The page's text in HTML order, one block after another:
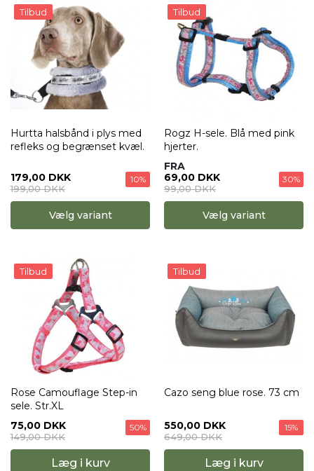
Tilbud
Hurtta halsbånd i plys med
refleks og begrænset kvæl.
179,00 DKK
199,00 DKK
10%
Vælg variant
Tilbud
Rogz H-sele. Blå med pink
hjerter.
FRA
69,00 DKK
99,00 DKK
30%
Vælg variant
Tilbud
Rose Camouflage Step-in
sele. Str.XL
75,00 DKK
149,00 DKK
50%
Læg i kurv
Tilbud
Cazo seng blue rose. 73 cm
550,00 DKK
649,00 DKK
15%
Læg i kurv